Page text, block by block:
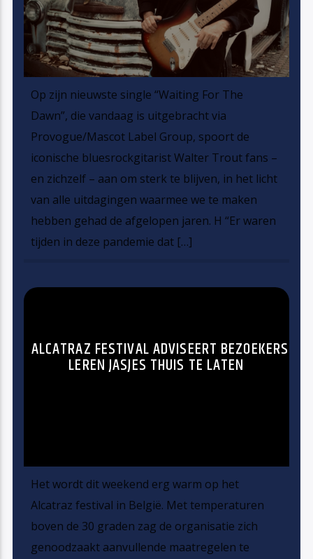
Op zijn nieuwste single “Waiting For The
Dawn”, die vandaag is uitgebracht via
Provogue/Mascot Label Group, spoort de
iconische bluesrockgitarist Walter Trout fans –
en zichzelf – aan om sterk te blijven, in het licht
van alle uitdagingen waarmee we te maken
hebben gehad de afgelopen jaren. H “Er waren
tijden in deze pandemie dat […]
ALCATRAZ FESTIVAL ADVISEERT BEZOEKERS
LEREN JASJES THUIS TE LATEN
Het wordt dit weekend erg warm op het
Alcatraz festival in België. Met temperaturen
boven de 30 graden zag de organisatie zich
genoodzaakt aanvullende maatregelen te